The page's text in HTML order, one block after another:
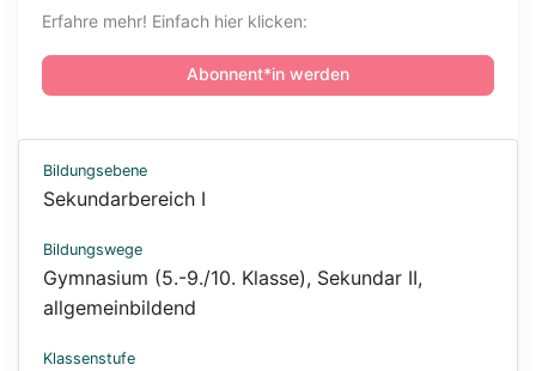
Erfahre mehr! Einfach hier klicken:
Abonnent*in werden
Bildungsebene
Sekundarbereich I
Bildungswege
Gymnasium (5.-9./10. Klasse), Sekundar II,
allgemeinbildend
Klassenstufe